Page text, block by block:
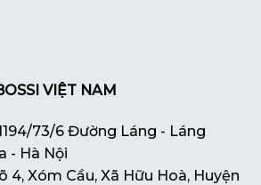
VIỆT NAM
73/6 Đường Láng - Láng
- Hà Nội
4, Xóm Cầu, Xã Hữu Hoà, Huyện